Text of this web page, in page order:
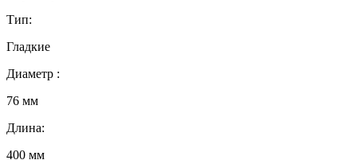
Тип:
Гладкие
Диаметр :
76 мм
Длина:
400 мм